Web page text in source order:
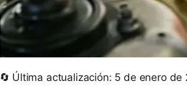
🔄 Última actualización: 5 de enero de